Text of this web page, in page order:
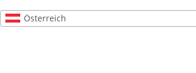
Österreich